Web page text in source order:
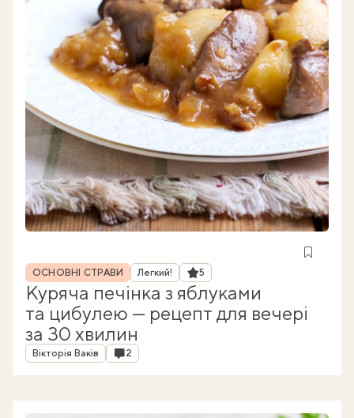
Рубрика
ОСНОВНІ СТРАВИ Легкий! Рейтинг
5
Куряча печінка з яблуками
та цибулею — рецепт для вечері
за 30 хвилин
Автор
Вікторія Ваків Коментарі
2